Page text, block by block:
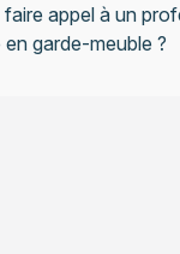
appel à un
garde-meuble ?